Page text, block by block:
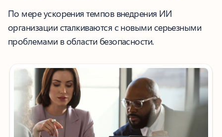
По мере ускорения темпов внедрения ИИ
организации сталкиваются с новыми серьезными
проблемами в области безопасности.